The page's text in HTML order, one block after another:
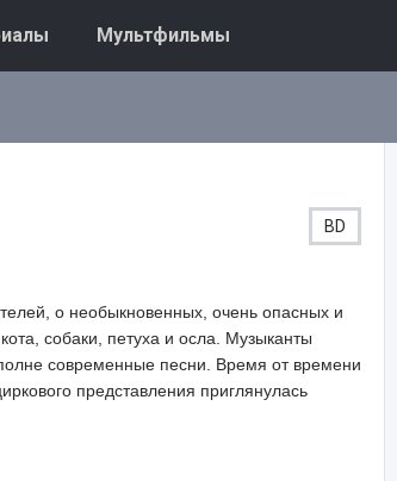
Мультфильмы
BD
о необыкновенных, очень опасных и
собаки, петуха и осла. Музыканты
современные песни. Время от времени
представления приглянулась